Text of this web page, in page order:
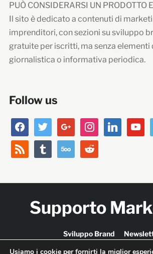
PUÒ CONSIDERARSI UN PRODOTTO
Il sito è dedicato a contenuti di
imprenditori, con sezioni su sviluppo
gratuite per iscritti, ma senza elementi
giornalistica o informativa periodica.
Follow us
facebooktwitter google instagramlinkedin
rss tumblr 500px reddit
Supporto
Sviluppo Brand
Usiamo i cookie per fornirti la miglior